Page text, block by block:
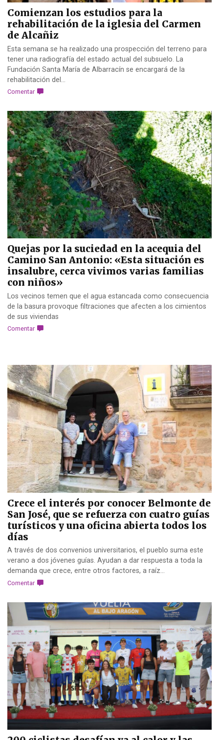
Comienzan los estudios para la
rehabilitación de la iglesia del Carmen
de Alcañiz
Esta semana se ha realizado una prospección del terreno para
tener una radiografía del estado actual del subsuelo. La
Fundación Santa María de Albarracín se encargará de la
rehabilitación del...
Comentar
Quejas por la suciedad en la acequia del
Camino San Antonio: «Esta situación es
insalubre, cerca vivimos varias familias
con niños»
Los vecinos temen que el agua estancada como consecuencia
de la basura provoque filtraciones que afecten a los cimientos
de sus viviendas
Comentar
Crece el interés por conocer Belmonte de
San José, que se refuerza con cuatro guías
turísticos y una oficina abierta todos los
días
A través de dos convenios universitarios, el pueblo suma este
verano a dos jóvenes guías. Ayudan a dar respuesta a toda la
demanda que crece, entre otros factores, a raíz...
Comentar